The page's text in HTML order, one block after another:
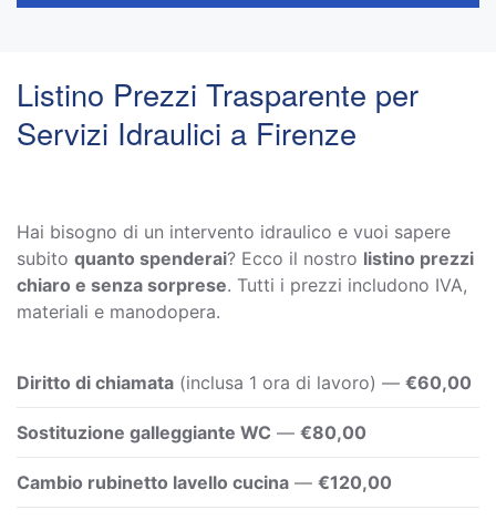
Listino Prezzi Trasparente per
Servizi Idraulici a Firenze
Hai bisogno di un intervento idraulico e vuoi sapere
subito quanto spenderai? Ecco il nostro listino prezzi
chiaro e senza sorprese. Tutti i prezzi includono IVA,
materiali e manodopera.
Diritto di chiamata (inclusa 1 ora di lavoro) — €60,00
Sostituzione galleggiante WC — €80,00
Cambio rubinetto lavello cucina — €120,00